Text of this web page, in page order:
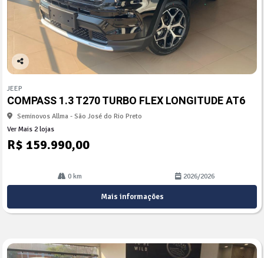
Co
arti
lhe
JEEP
COMPASS 1.3 T270 TURBO FLEX LONGITUDE AT6
Seminovos Allma - São José do Rio Preto
Ver Mais 2 lojas
R$ 159.990,00
0 km 2026/2026
Mais informações